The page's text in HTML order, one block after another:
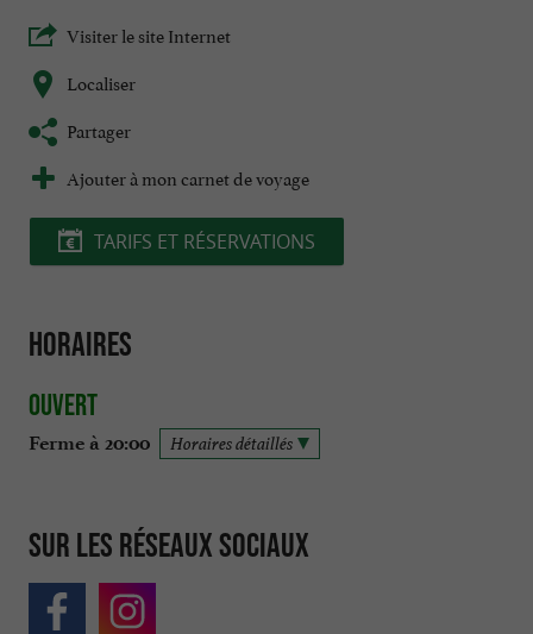
Visiter le site Internet
Localiser
Partager
Ajouter à mon carnet de voyage
TARIFS ET RÉSERVATIONS
Horaires
Ouvert
Ferme à 20:00 Horaires détaillés
Sur les réseaux sociaux